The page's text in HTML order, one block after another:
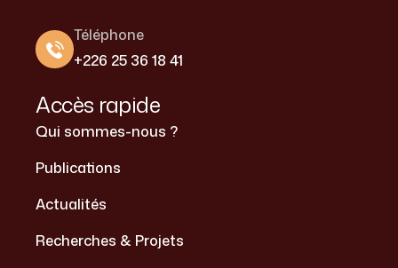
Téléphone
+226 25 36 18 41
Accès rapide
Qui sommes-nous ?
Publications
Actualités
Recherches & Projets